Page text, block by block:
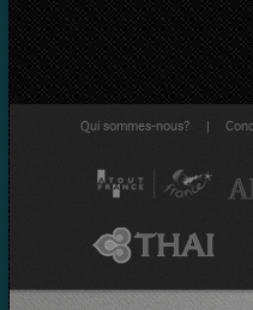
Qui sommes-nous? |